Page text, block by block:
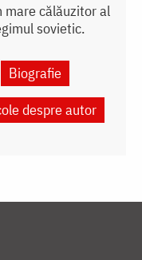
mare călăuzitor al
sovietic.
Biografie
despre autor